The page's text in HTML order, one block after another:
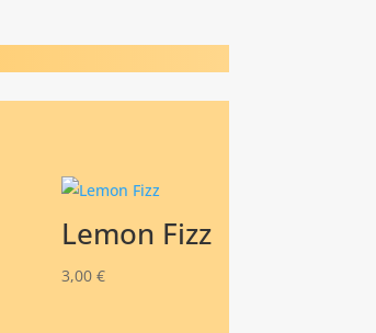
Lemon Fizz
3,00€